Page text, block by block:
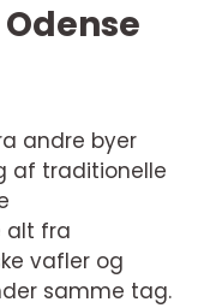
andre byer
af traditionelle
alt fra
vafler og
samme tag.